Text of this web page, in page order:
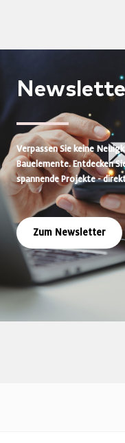
Verpassen Sie keine
Bauelemente. Entdecken
spannende Projekte -
Zum Newsletter